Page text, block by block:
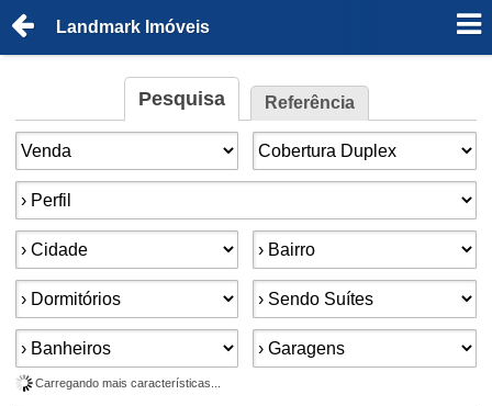
Landmark Imóveis
Pesquisa Referência
Finalidade: Tipo de imóvel:
Perfil:
Cidade: Bairro:
Dormitórios: Suítes:
Banheiros: Garagens:
Carregando mais características...